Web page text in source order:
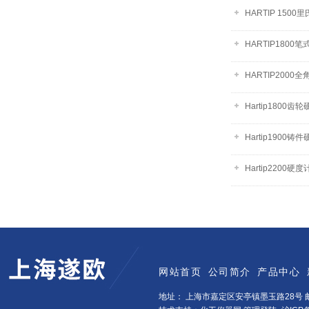
HARTIP 1500里
HARTIP1800笔
HARTIP2000全
Hartip1800齿轮
Hartip1900铸件
Hartip2200硬度
网站首页 公司简介 产品中心
地址： 上海市嘉定区安亭镇墨玉路28号